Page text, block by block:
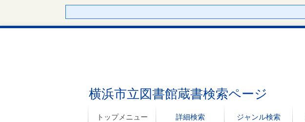
横浜市立図書館蔵書検索ページ
トップメニュー 詳細検索 ジャンル検索